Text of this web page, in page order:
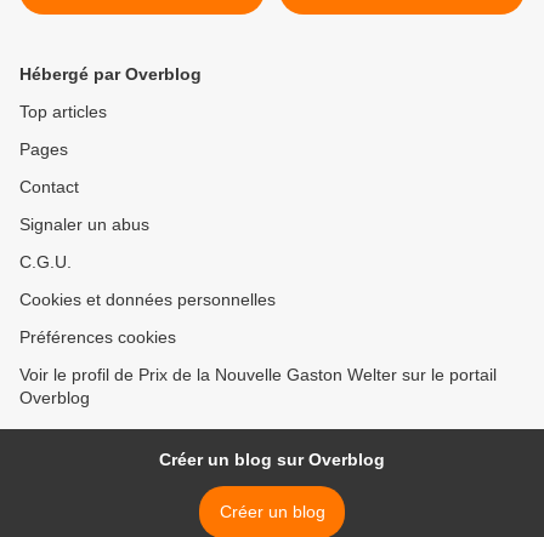
Welter 2017
Hébergé par Overblog
Top articles
Pages
Contact
Signaler un abus
C.G.U.
Cookies et données personnelles
Préférences cookies
Voir le profil de Prix de la Nouvelle Gaston Welter sur le portail
Overblog
Créer un blog sur Overblog
Créer un blog